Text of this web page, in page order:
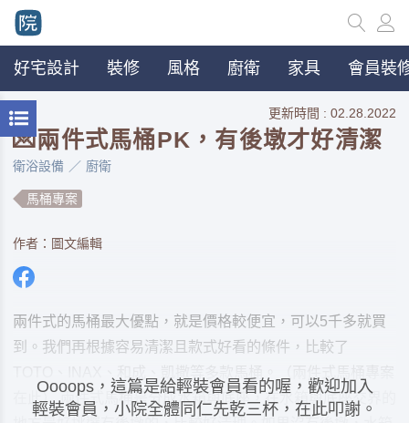
好宅設計 裝修 風格 廚衛 家具 會員裝
更新時間 : 02.28.2022
💌兩件式馬桶PK，有後墩才好清潔
衛浴設備 廚衛
馬桶專案
作者：圖文編輯
兩件式的馬桶最大優點，就是價格較便宜，可以5千多就買
到。我們再根據容易清潔且款式好看的條件，比較了
在此） 兩件式馬桶是分成水箱與底座，在水箱與底座交界的
Oooops，這篇是給輕裝會員看的喔，歡迎加入
輕裝會員，小院全體同仁先乾三杯，在此叩謝。